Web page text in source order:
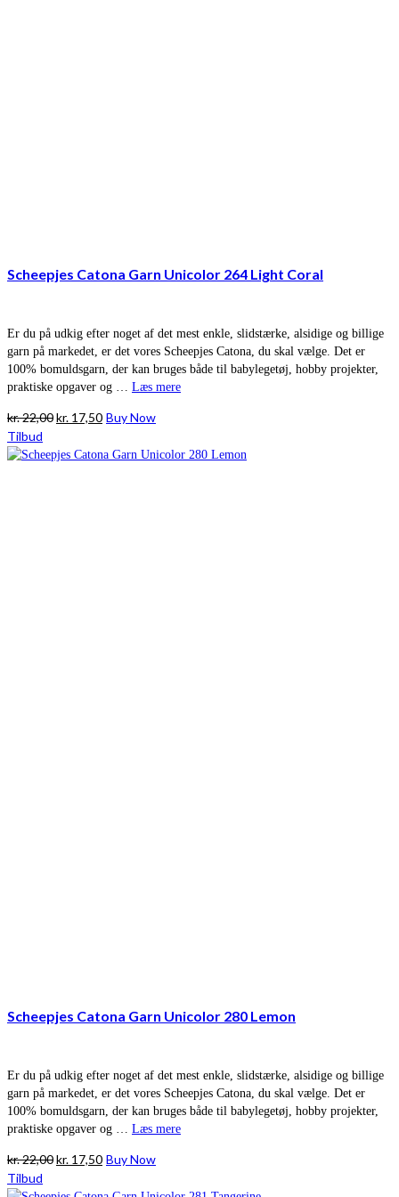
Scheepjes Catona Garn Unicolor 264 Light Coral
Er du på udkig efter noget af det mest enkle, slidstærke, alsidige og billige
garn på markedet, er det vores Scheepjes Catona, du skal vælge. Det er
100% bomuldsgarn, der kan bruges både til babylegetøj, hobby projekter,
praktiske opgaver og … Læs mere
kr.22,00Den
pris
kr. 17,50Den
pris
Buy Now
Tilbud
Scheepjes Catona Garn Unicolor 280 Lemon
Er du på udkig efter noget af det mest enkle, slidstærke, alsidige og billige
garn på markedet, er det vores Scheepjes Catona, du skal vælge. Det er
100% bomuldsgarn, der kan bruges både til babylegetøj, hobby projekter,
praktiske opgaver og … Læs mere
kr.22,00Den
pris
kr. 17,50Den
pris
Buy Now
Tilbud